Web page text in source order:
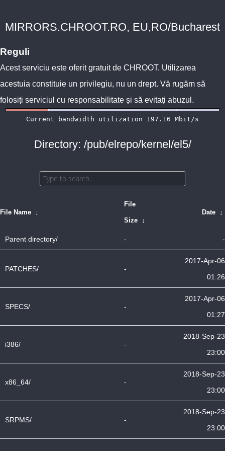
MIRRORS.CHROOT.RO, EU,RO/Bucharest
Reguli
Acest serviciu este oferit gratuit de CHROOT. Utilizarea
acestuia constituie un privilegiu, nu un drept. Vă rugăm să
folosiți serviciul cu responsabilitate și să evitați abuzul.
Directory: /pub/elrepo/kernel/el5/
File Name ↓
File
Size ↓
Date ↓
Parent directory/ - -
PATCHES/ -
2017-Apr-06
01:26
SPECS/ -
2017-Apr-06
01:27
i386/ -
2018-Sep-23
23:00
x86_64/ -
2018-Sep-23
23:00
SRPMS/ -
2018-Sep-23
23:00